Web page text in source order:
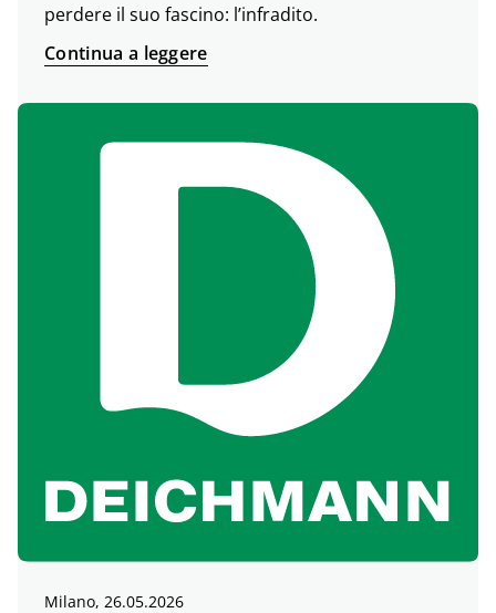
perdere il suo fascino: l’infradito.
Continua a leggere
Milano, 26.05.2026